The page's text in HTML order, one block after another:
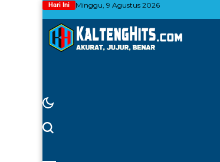
Hari Ini Minggu, 9 Agustus 2026